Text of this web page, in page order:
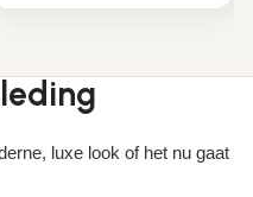
luxe look of het nu gaat